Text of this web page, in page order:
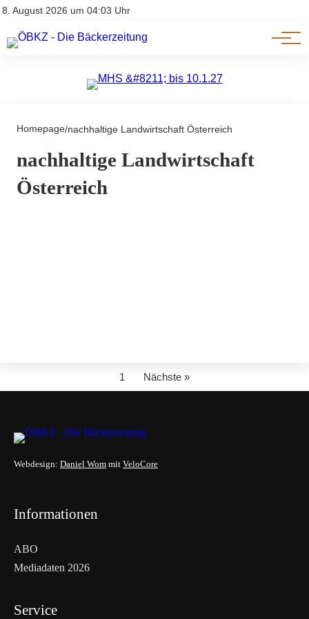
8. August 2026 um 04:03 Uhr
Impressum & Offenlegung
Am Wort
Genuss & Trends
Homepage/nachhaltige Landwirtschaft Österreich
nachhaltige Landwirtschaft
Österreich
EU-Bio-Award für Joseph Brot:
Österreichische Bio-Bäckerei schreibt
1 Nächste »
Webdesign: Daniel Wom mit VeloCore
Informationen
ABO
Mediadaten 2026
Service